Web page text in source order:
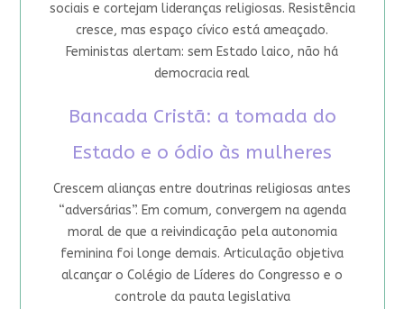
sociais e cortejam lideranças religiosas. Resistência
cresce, mas espaço cívico está ameaçado.
Feministas alertam: sem Estado laico, não há
democracia real
Bancada Cristã: a tomada do
Estado e o ódio às mulheres
Crescem alianças entre doutrinas religiosas antes
“adversárias”. Em comum, convergem na agenda
moral de que a reivindicação pela autonomia
feminina foi longe demais. Articulação objetiva
alcançar o Colégio de Líderes do Congresso e o
controle da pauta legislativa